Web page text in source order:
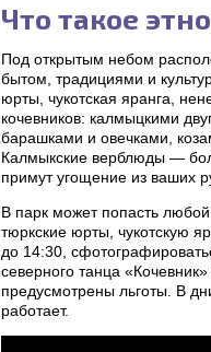
Что такое
Под открытым небом
бытом, традициями и
юрты, чукотская яранга,
кочевников: калмыцкими
барашками и овечками,
Калмыкские верблюды —
примут угощение из ваших
В парк может попасть
тюркские юрты, чукотскую
до 14:30,
северного танца
предусмотрены льготы. В
работает.